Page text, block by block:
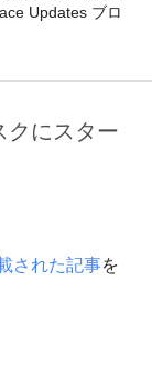
Updates ブロ
クにスター
された記事を